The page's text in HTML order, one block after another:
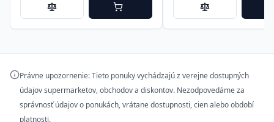
Právne upozornenie: Tieto ponuky vychádzajú z verejne dostupných
údajov supermarketov, obchodov a diskontov. Nezodpovedáme za
správnosť údajov o ponukách, vrátane dostupnosti, cien alebo období
platnosti.